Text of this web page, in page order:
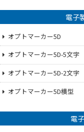
電子
オプトマーカー5D
オプトマーカー5D-5文字
オプトマーカー5D-2文字
オプトマーカー5D横型
電